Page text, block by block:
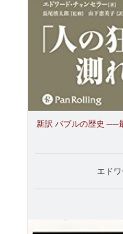
新訳 バブルの歴史 ──
エド